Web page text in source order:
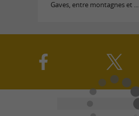
Gaves, entre montagnes et ...